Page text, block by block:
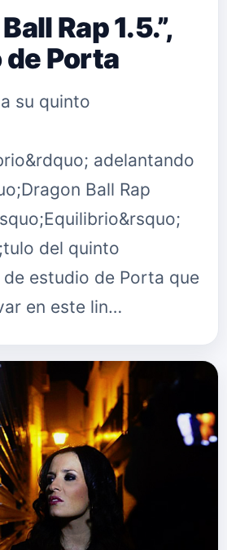
Rap 1.5.”,
Porta
su quinto
adelantando
Ball Rap
del quinto
de estudio de Porta que
en este lin…